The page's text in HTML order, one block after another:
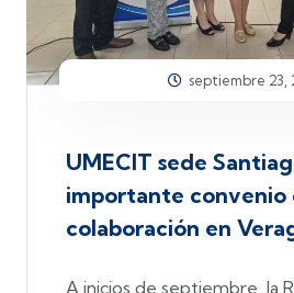
septiembre 23,
UMECIT sede
importante convenio
colaboración en
A inicios de septiembre, la